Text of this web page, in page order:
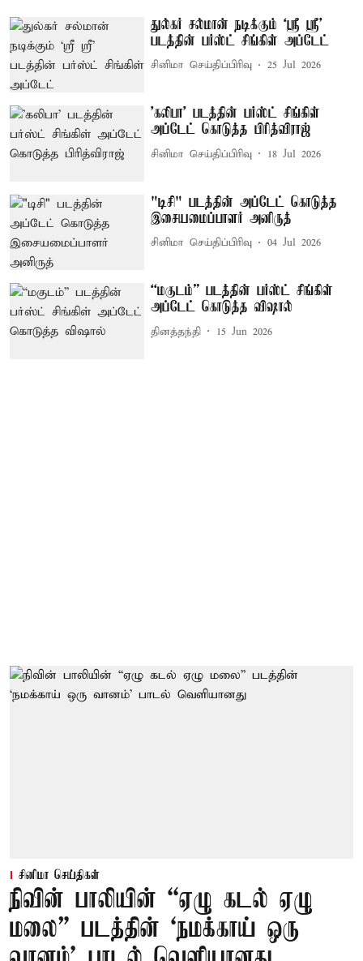
துல்கர் சல்மான் நடிக்கும் `ஸ்ரீ ஸ்ரீ'
படத்தின் பர்ஸ்ட் சிங்கிள் அப்டேட்
சினிமா செய்திப்பிரிவு 25 Jul 2026
'கலிபா' படத்தின் பர்ஸ்ட் சிங்கிள்
அப்டேட் கொடுத்த பிரித்விராஜ்
சினிமா செய்திப்பிரிவு 18 Jul 2026
"டிசி" படத்தின் அப்டேட் கொடுத்த
இசையமைப்பாளர் அனிருத்
சினிமா செய்திப்பிரிவு 04 Jul 2026
“மகுடம்” படத்தின் பர்ஸ்ட் சிங்கிள்
அப்டேட் கொடுத்த விஷால்
தினத்தந்தி 15 Jun 2026
சினிமா செய்திகள்
நிவின் பாலியின் “ஏழு கடல் ஏழு
மலை” படத்தின் ‘நமக்காய் ஒரு